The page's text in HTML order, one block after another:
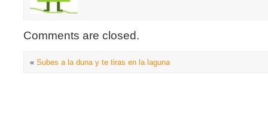
Comments are closed.
« Subes a la duna y te tiras en la laguna